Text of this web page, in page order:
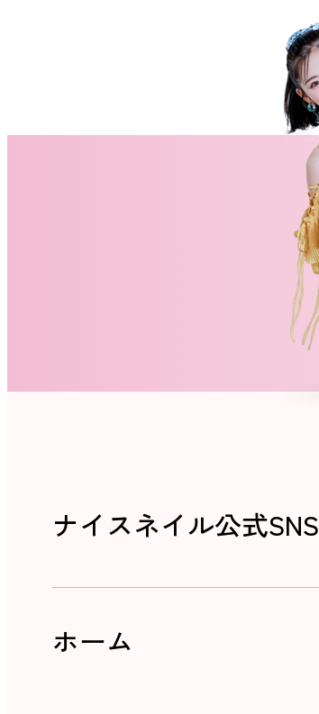
ナイスネイル公式SNS
ホーム